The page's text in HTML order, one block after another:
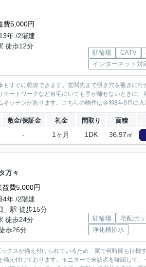
費5,000円
年 /2階建
徒歩12分
駐輪場 CATV
インターネット対
すぐに乾燥できます。玄関先まで覗き穴を覗きに
ートワークなど自宅にいても手が離せないときに
ッチンがあります。こちらの物件は令和8年9月に
敷金/保証金 礼金 間取り 面積
- 1ヶ月 1DK 36.97㎡
万々
益費5,000円
4年 /2階建
」駅 徒歩15分
徒歩24分
歩26分
駐輪場 宅配ボ
浄化槽排水
クスが備え付けられているため、家で何時間も待機
え付けております。モニターで来訪者を確認して